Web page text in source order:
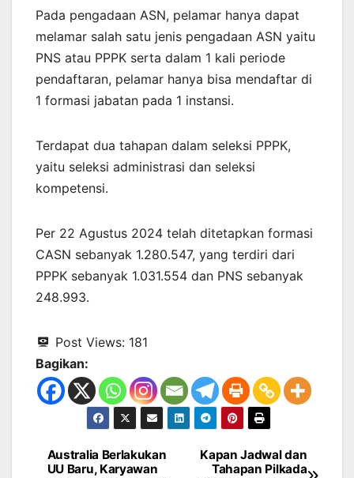
Pada pengadaan ASN, pelamar hanya dapat
melamar salah satu jenis pengadaan ASN yaitu
PNS atau PPPK serta dalam 1 kali periode
pendaftaran, pelamar hanya bisa mendaftar di
1 formasi jabatan pada 1 instansi.
Terdapat dua tahapan dalam seleksi PPPK,
yaitu seleksi administrasi dan seleksi
kompetensi.
Per 22 Agustus 2024 telah ditetapkan formasi
CASN sebanyak 1.280.547, yang terdiri dari
PPPK sebanyak 1.031.554 dan PNS sebanyak
248.993.
Post Views: 181
Bagikan:
Navigasi
Kapan Jadwal dan
Tahapan Pilkada
Australia Berlakukan
UU Baru, Karyawan